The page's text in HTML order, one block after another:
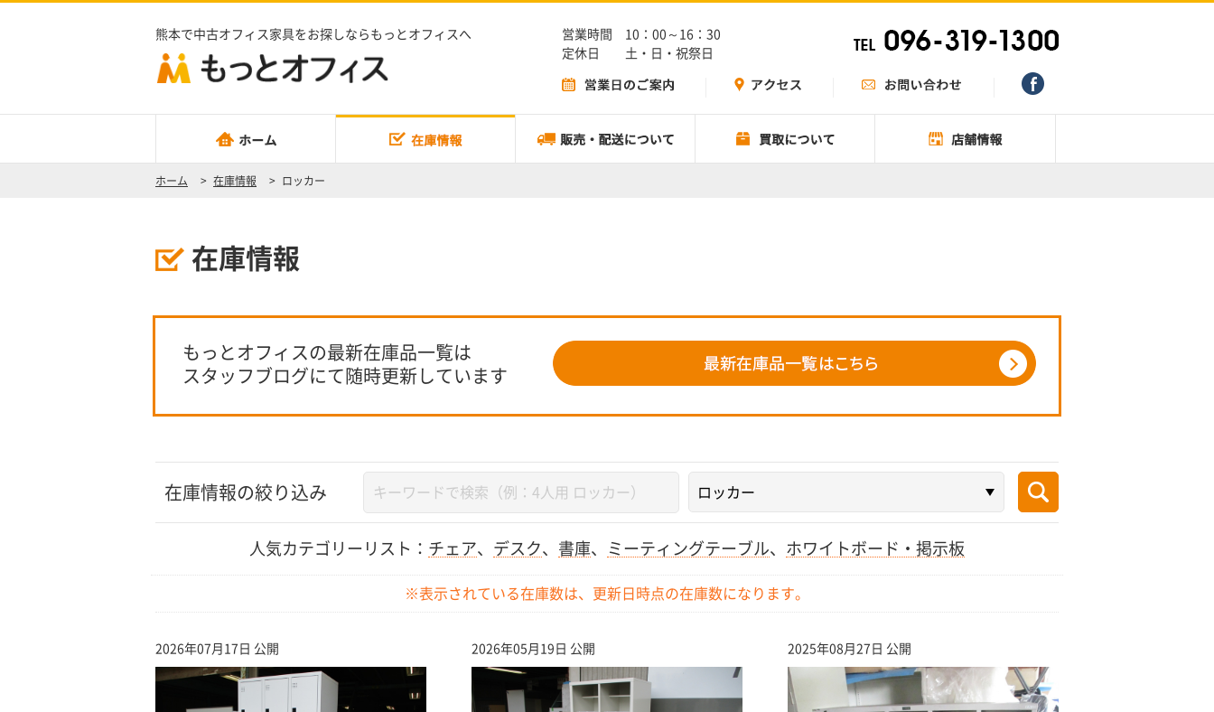
熊本で中古オフィス家具をお探しならもっとオフィスへ
営業時間 10：00～16：30
定休日 土・日・祝祭日
ホーム > 在庫情報 > ロッカー
在庫情報
もっとオフィスの最新在庫品一覧は
スタッフブログにて随時更新しています
在庫情報の絞り込み
人気カテゴリーリスト： チェア、 デスク、 書庫、 ミーティングテーブル、 ホワイトボード・掲示板
※表示されている在庫数は、更新日時点の在庫数になります。
2026年07月17日 公開 2026年05月19日 公開 2025年08月27日 公開